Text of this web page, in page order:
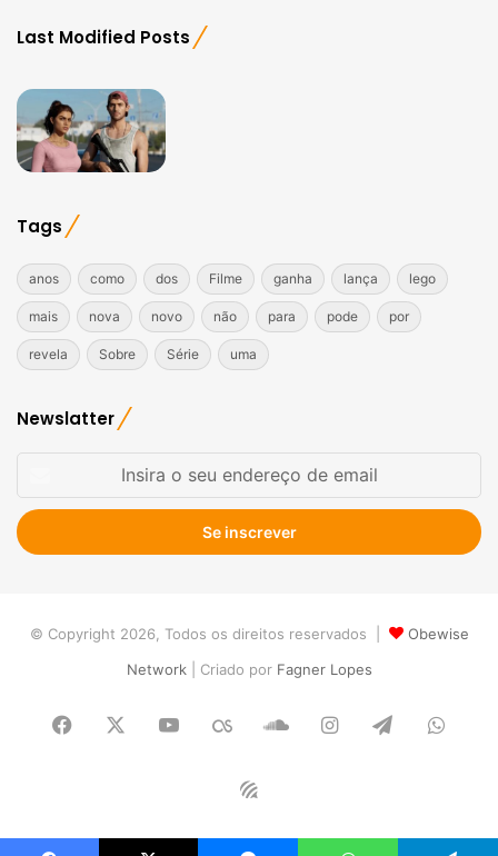
Last Modified Posts
Tags
anos como dos Filme ganha lança lego
mais nova novo não para pode por
revela Sobre Série uma
Newslatter
seu
endereço
de
© Copyright 2026, Todos os direitos reservados |
Obewise
Network| Criado porFagner Lopes
Facebook YouTubeLast.FMSoundCloud
Instagram
Telegram
Obewise
Radio